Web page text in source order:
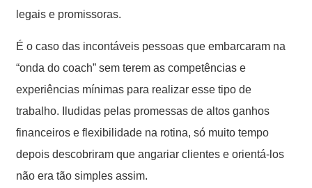
legais e promissoras.
É o caso das incontáveis pessoas que embarcaram na
“onda do coach” sem terem as competências e
experiências mínimas para realizar esse tipo de
trabalho. Iludidas pelas promessas de altos ganhos
financeiros e flexibilidade na rotina, só muito tempo
depois descobriram que angariar clientes e orientá-los
não era tão simples assim.